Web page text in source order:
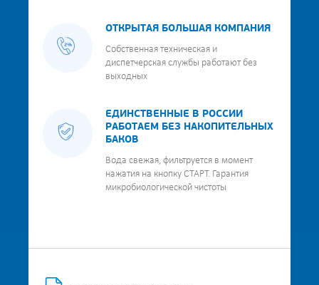
ОТКРЫТАЯ БОЛЬШАЯ КОМПАНИЯ
Собственная техническая и
диспетчерская службы работают без
выходных
ЕДИНСТВЕННЫЕ В РОССИИ
РАБОТАЕМ БЕЗ НАКОПИТЕЛЬНЫХ
БАКОВ
Вода свежая, фильтруется в момент
нажатия на кнопку СТАРТ. Гарантия
микробиологической чистоты